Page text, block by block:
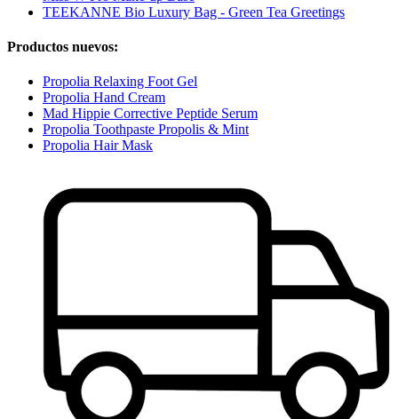
TEEKANNE Bio Luxury Bag - Green Tea Greetings
Productos nuevos:
Propolia Relaxing Foot Gel
Propolia Hand Cream
Mad Hippie Corrective Peptide Serum
Propolia Toothpaste Propolis & Mint
Propolia Hair Mask